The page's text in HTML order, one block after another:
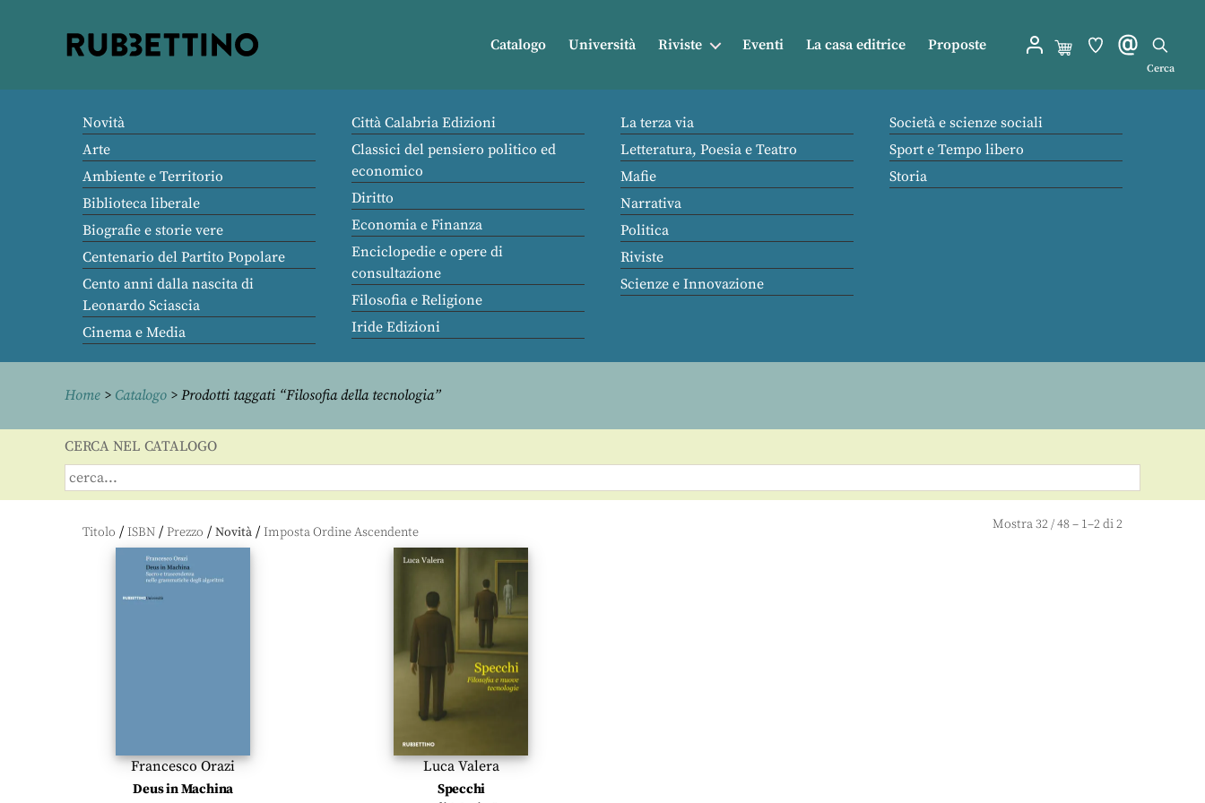
Catalogo Università Riviste Eventi La casa editrice Proposte
Cerca
Novità
Arte
Ambiente e Territorio
Biblioteca liberale
Biografie e storie vere
Centenario del Partito Popolare
Cento anni dalla nascita di
Leonardo Sciascia
Cinema e Media
Città Calabria Edizioni
Classici del pensiero politico ed
economico
Diritto
Economia e Finanza
Enciclopedie e opere di
consultazione
Filosofia e Religione
Iride Edizioni
La terza via
Letteratura, Poesia e Teatro
Mafie
Narrativa
Politica
Riviste
Scienze e Innovazione
Società e scienze sociali
Sport e Tempo libero
Storia
Home > Catalogo > Prodotti taggati “Filosofia della tecnologia”
CERCA NEL CATALOGO
Titolo / ISBN / Prezzo / Novità / Mostra32/48– 1–2 di 2
Francesco Orazi
Deus in Machina
Luca Valera
Specchi